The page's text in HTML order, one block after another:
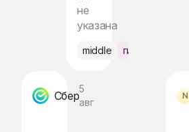
по РФ
не
указана
middle гибрид Москва
Сбер
5
авг